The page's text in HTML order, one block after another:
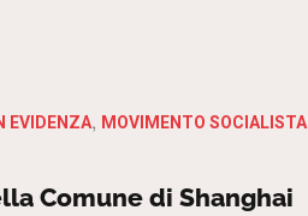
EVIDENZA MOVIMENTO SOCIALISTA
Comune di Shanghai